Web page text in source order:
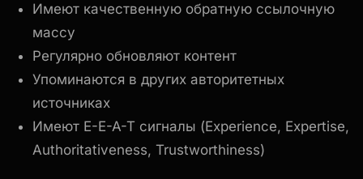
Имеют качественную обратную ссылочную
массу
Регулярно обновляют контент
Упоминаются в других авторитетных
источниках
Имеют E-E-A-T сигналы (Experience, Expertise,
Authoritativeness, Trustworthiness)